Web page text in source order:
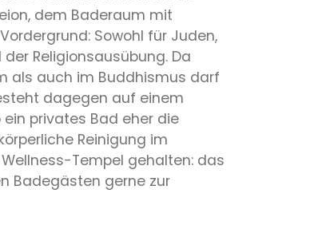
dem Baderaum mit
Sowohl für Juden,
Religionsausübung. Da
als auch im Buddhismus darf
dagegen auf einem
privates Bad eher die
Reinigung im
Tempel gehalten: das
Badegästen gerne zur